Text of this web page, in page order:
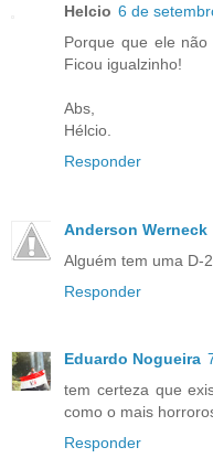
Helcio 6 de
Porque que ele
Ficou igualzinho!
Abs,
Hélcio.
Responder
Anderson Werneck
Alguém tem uma D-
Responder
Eduardo Nogueira
tem certeza que
como o mais
Responder